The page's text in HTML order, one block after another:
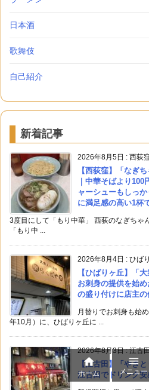
日本酒
歌舞伎
自己紹介
新着記事
2026年8月5日 : 西荻
【西荻窪】「なぎ
｜中華そばより
ャーシューもしっ
に満足感の高い1杯
3度目にして「もり中華」 西荻のなぎちゃ
「もり中 ...
2026年8月4日 : ひば
【ひばりヶ丘】「
お刺身の提供を始
の盛り付けに店主の
月替りでお刺身も始
年10月）に、ひばりヶ丘に ...
2026年8月3日:江古
【江古田】「やき
江古田でドリンク

ホーム

メニュー